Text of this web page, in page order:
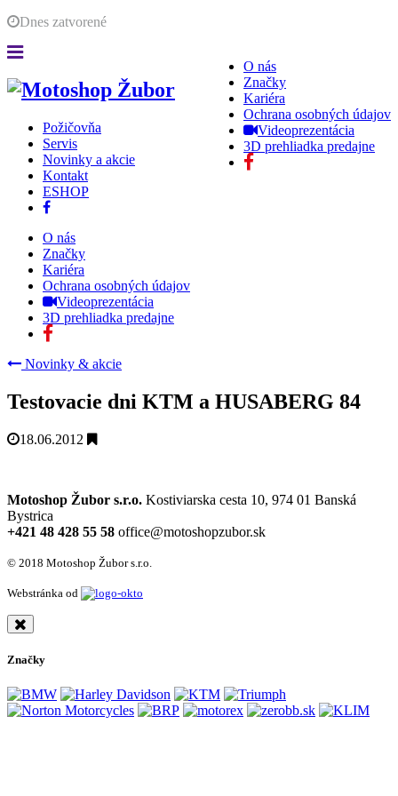
Dnes zatvorené
O nás
Značky
Kariéra
Ochrana osobných údajov
Videoprezentácia
3D prehliadka predajne
Požičovňa
Servis
Novinky a akcie
Kontakt
ESHOP
O nás
Značky
Kariéra
Ochrana osobných údajov
Videoprezentácia
3D prehliadka predajne
Novinky & akcie
Testovacie dni KTM a HUSABERG 84
18.06.2012
Motoshop Žubor s.r.o. Kostiviarska cesta 10, 974 01 Banská
Bystrica
+421 48 428 55 58 office@motoshopzubor.sk
© 2018 Motoshop Žubor s.r.o.
Webstránka od
Značky